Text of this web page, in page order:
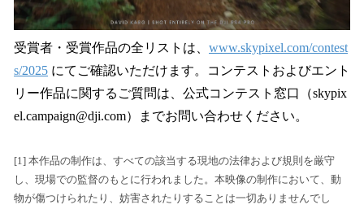
受賞者・受賞作品の全リストは、 www.skypixel.com/contest
s/2025 にてご確認いただけます。コンテストおよびエント
リー作品に関するご質問は、公式コンテスト窓口（skypix
el.campaign@dji.com）までお問い合わせください。
[1] 本作品の制作は、すべての該当する現地の法律および規則を厳守
し、現場での監督のもとに行われました。本映像の制作において、動
物が傷つけられたり、妨害されたりすることは一切ありませんでし